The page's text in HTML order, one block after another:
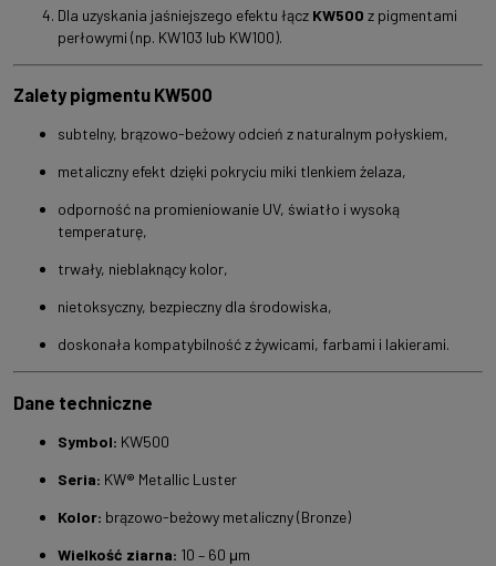
Dla uzyskania jaśniejszego efektu łącz KW500 z pigmentami
perłowymi (np. KW103 lub KW100).
Zalety pigmentu KW500
subtelny, brązowo-beżowy odcień z naturalnym połyskiem,
metaliczny efekt dzięki pokryciu miki tlenkiem żelaza,
odporność na promieniowanie UV, światło i wysoką
temperaturę,
trwały, nieblaknący kolor,
nietoksyczny, bezpieczny dla środowiska,
doskonała kompatybilność z żywicami, farbami i lakierami.
Dane techniczne
Symbol: KW500
Seria: KW® Metallic Luster
Kolor: brązowo-beżowy metaliczny (Bronze)
Wielkość ziarna: 10 – 60 μm